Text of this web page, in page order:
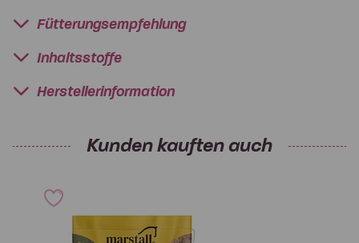
Fütterungsempfehlung
Inhaltsstoffe
Herstellerinformation
Kunden kauften auch